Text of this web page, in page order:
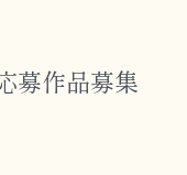
募作品募集